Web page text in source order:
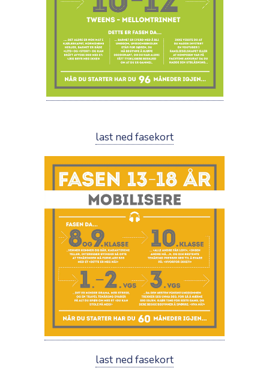
last ned fasekort
last ned fasekort